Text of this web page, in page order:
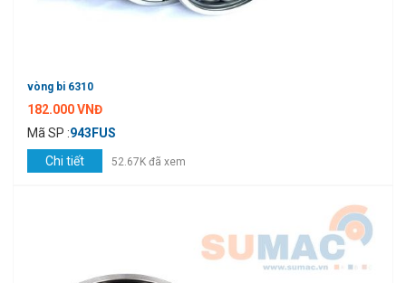
vòng bi 6310
182.000 VNĐ
Mã SP :943FUS
Chi tiết
52.67K đã xem